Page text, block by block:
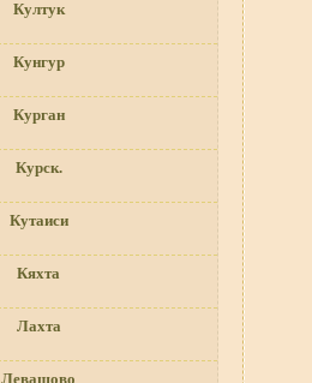
Култук
Кунгур
Курган
Курск.
Кутаиси
Кяхта
Лахта
Левашово